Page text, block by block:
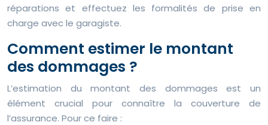
réparations et effectuez les formalités de prise en
charge avec le garagiste.
Comment estimer le montant
des dommages ?
L’estimation du montant des dommages est un
élément crucial pour connaître la couverture de
l’assurance. Pour ce faire :